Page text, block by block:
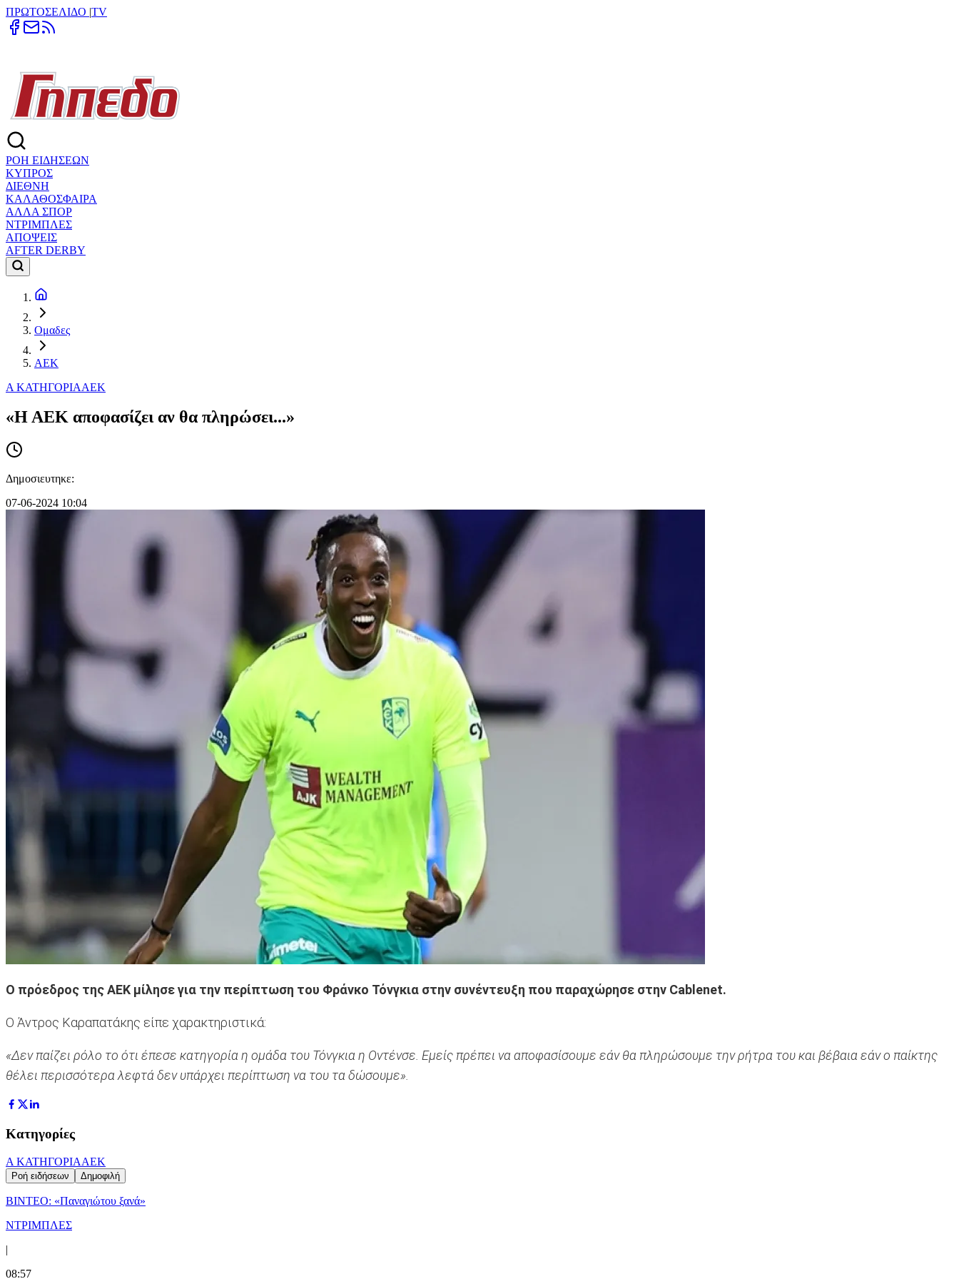
ΠΡΩΤΟΣΕΛΙΔΟ |TV
ΡΟΗ ΕΙΔΗΣΕΩΝ
ΚΥΠΡΟΣ
ΔΙΕΘΝΗ
ΚΑΛΑΘΟΣΦΑΙΡΑ
ΑΛΛΑ ΣΠΟΡ
ΝΤΡΙΜΠΛΕΣ
ΑΠΟΨΕΙΣ
AFTER DERBY
Ομαδες
ΑΕΚ
Α ΚΑΤΗΓΟΡΙΑΑΕΚ
«Η ΑΕΚ αποφασίζει αν θα πληρώσει...»
Δημοσιευτηκε:
07-06-2024 10:04
Ο πρόεδρος της ΑΕΚ μίλησε για την περίπτωση του Φράνκο Τόνγκια στην συνέντευξη που παραχώρησε στην Cablenet.
Ο Άντρος Καραπατάκης είπε χαρακτηριστικά:
«Δεν παίζει ρόλο το ότι έπεσε κατηγορία η ομάδα του Τόνγκια η Οντένσε. Εμείς πρέπει να αποφασίσουμε εάν θα πληρώσουμε την ρήτρα του και βέβαια εάν ο παίκτης
θέλει περισσότερα λεφτά δεν υπάρχει περίπτωση να του τα δώσουμε».
Κατηγορίες
Α ΚΑΤΗΓΟΡΙΑΑΕΚ
Ροή ειδήσεων Δημοφιλή
ΒΙΝΤΕΟ: «Παναγιώτου ξανά»
ΝΤΡΙΜΠΛΕΣ
|
08:57